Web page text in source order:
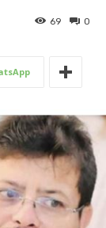
0
69